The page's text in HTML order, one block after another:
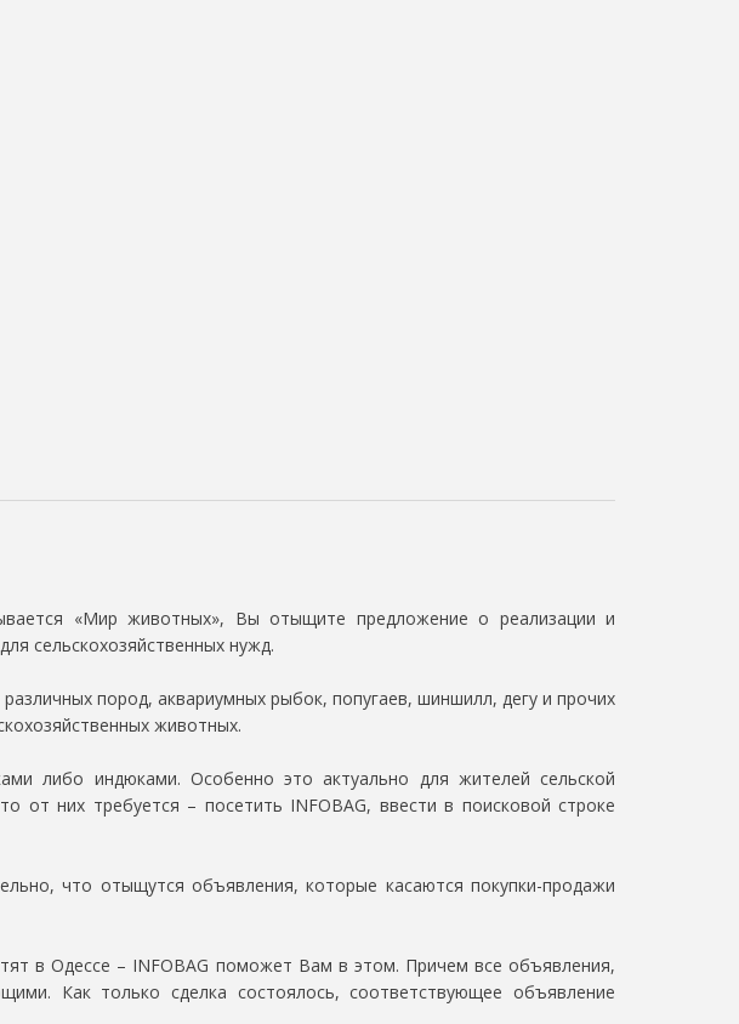
«Мир животных», Вы отыщите предложение о реализации и
сельскохозяйственных нужд.
пород, аквариумных рыбок, попугаев, шиншилл, дегу и прочих
животных.
либо индюками. Особенно это актуально для жителей сельской
них требуется – посетить INFOBAG, ввести в поисковой строке
что отыщутся объявления, которые касаются покупки-продажи
в Одессе – INFOBAG поможет Вам в этом. Причем все объявления,
Как только сделка состоялось, соответствующее объявление